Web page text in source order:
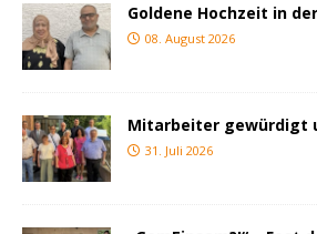
Goldene Hochzeit in
08. August 2026
Mitarbeiter gewürdigt
31. Juli 2026